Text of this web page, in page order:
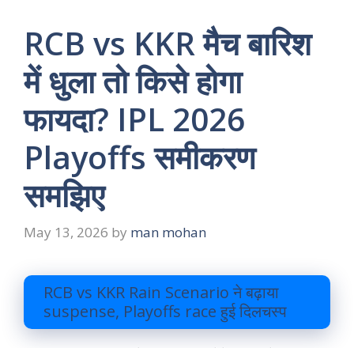
RCB vs KKR मैच बारिश
में धुला तो किसे होगा
फायदा? IPL 2026
Playoffs समीकरण
समझिए
May 13, 2026 by man mohan
RCB vs KKR Rain Scenario ने बढ़ाया
suspense, Playoffs race हुई दिलचस्प